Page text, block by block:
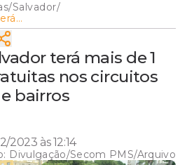
/Salvador/
terá mais de 1
nos circuitos
bairros
2023 às 12:14
Divulgação/Secom PMS/Arquivo